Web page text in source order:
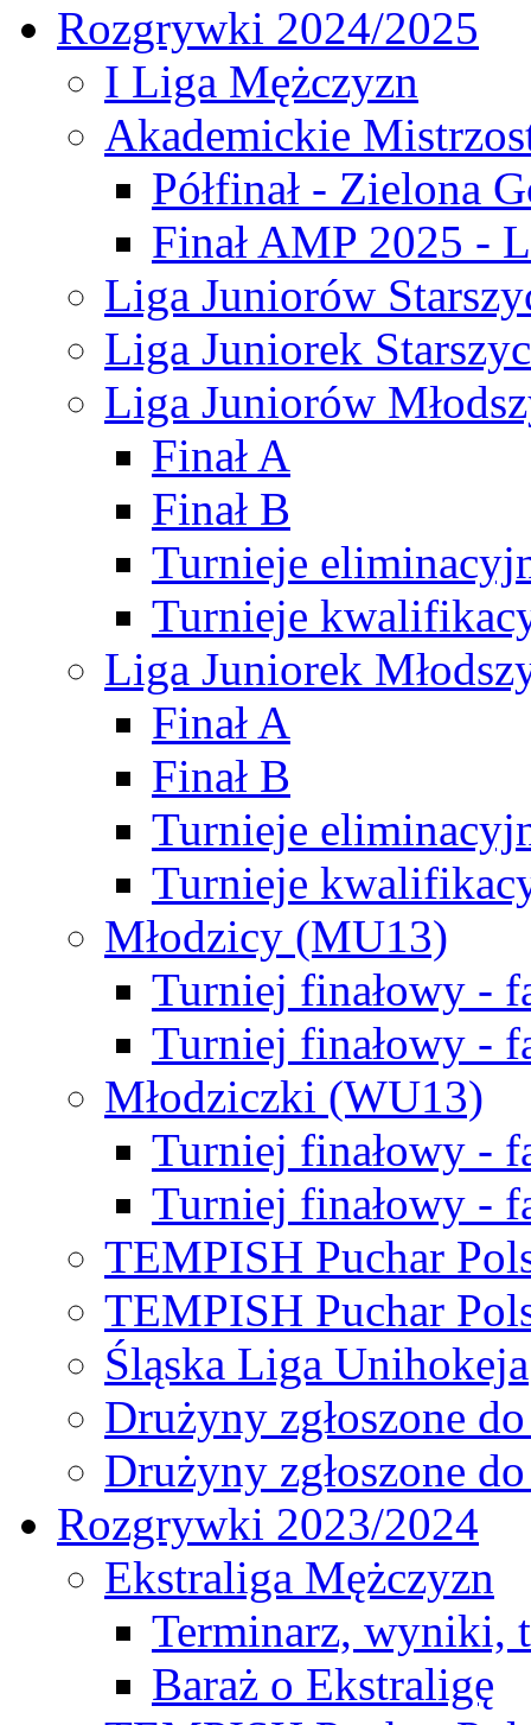
Rozgrywki 2024/2025
I Liga Mężczyzn
Akademickie
Półfinał - Zielona
Finał AMP 2025 -
Liga Juniorów
Liga Juniorek
Liga Juniorów
Finał A
Finał B
Turnieje
Turnieje
Liga Juniorek
Finał A
Finał B
Turnieje
Turnieje
Młodzicy (MU13)
Turniej finałowy -
Turniej finałowy -
Młodziczki (WU13)
Turniej finałowy -
Turniej finałowy -
TEMPISH Puchar
TEMPISH Puchar
Śląska Liga Unihokeja
Drużyny zgłoszone
Drużyny zgłoszone
Rozgrywki 2023/2024
Ekstraliga Mężczyzn
Terminarz, wyniki,
Baraż o Ekstraligę